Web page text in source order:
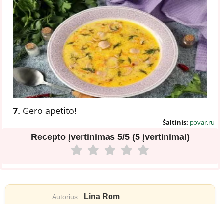
7. Gero apetito!
Šaltinis: povar.ru
Recepto įvertinimas 5/5 (5 įvertinimai)
Autorius: Lina Rom